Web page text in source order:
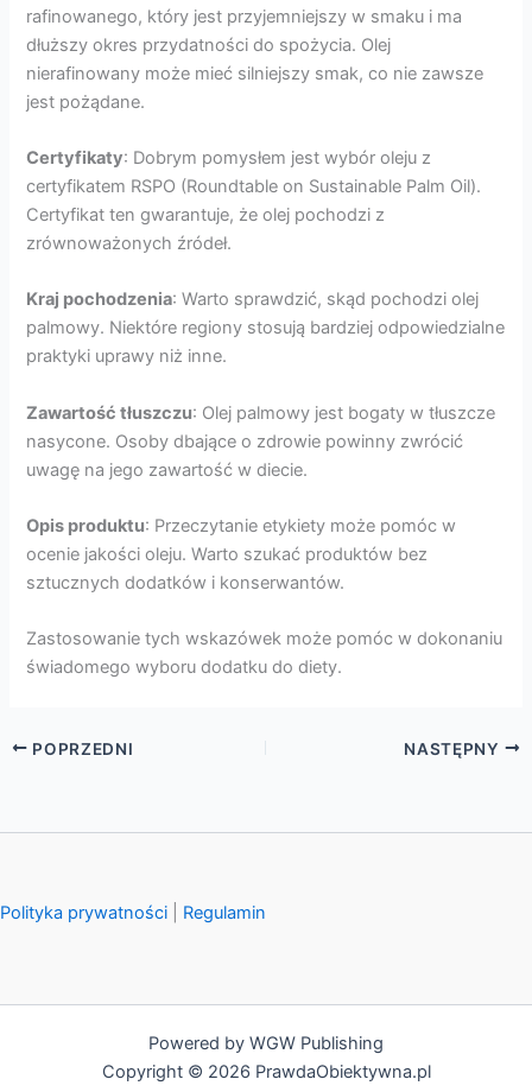
rafinowanego, który jest przyjemniejszy w smaku i ma
dłuższy okres przydatności do spożycia. Olej
nierafinowany może mieć silniejszy smak, co nie zawsze
jest pożądane.
Certyfikaty: Dobrym pomysłem jest wybór oleju z
certyfikatem RSPO (Roundtable on Sustainable Palm Oil).
Certyfikat ten gwarantuje, że olej pochodzi z
zrównoważonych źródeł.
Kraj pochodzenia: Warto sprawdzić, skąd pochodzi olej
palmowy. Niektóre regiony stosują bardziej odpowiedzialne
praktyki uprawy niż inne.
Zawartość tłuszczu: Olej palmowy jest bogaty w tłuszcze
nasycone. Osoby dbające o zdrowie powinny zwrócić
uwagę na jego zawartość w diecie.
Opis produktu: Przeczytanie etykiety może pomóc w
ocenie jakości oleju. Warto szukać produktów bez
sztucznych dodatków i konserwantów.
Zastosowanie tych wskazówek może pomóc w dokonaniu
świadomego wyboru dodatku do diety.
POPRZEDNI NASTĘPNY
Polityka prywatności Regulamin
Powered by WGW Publishing
Copyright © 2026 PrawdaObiektywna.pl